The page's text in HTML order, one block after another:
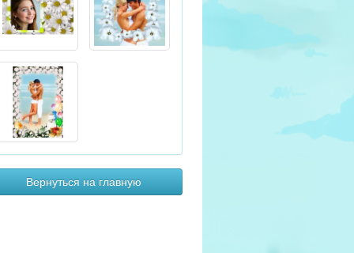
Вернуться на главную